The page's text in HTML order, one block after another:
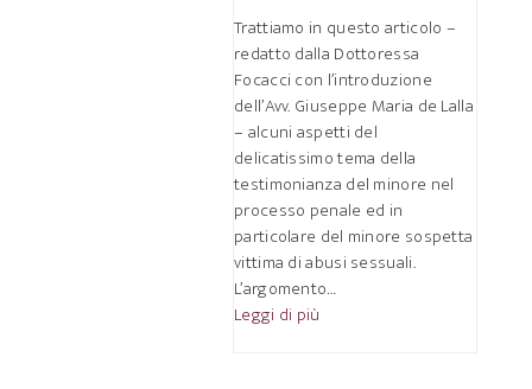
Trattiamo in questo articolo –
redatto dalla Dottoressa
Focacci con l’introduzione
dell’Avv. Giuseppe Maria de Lalla
– alcuni aspetti del
delicatissimo tema della
testimonianza del minore nel
processo penale ed in
particolare del minore sospetta
vittima di abusi sessuali.
L’argomento…
Leggi di più